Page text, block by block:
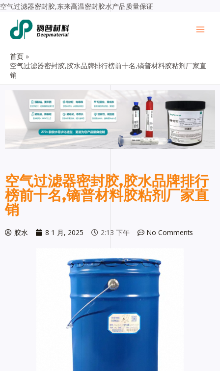
空气过滤器密封胶,东来高温密封胶水产品质量保证
首页
空气过滤器密封胶,胶水品牌排行榜前十名,镝普材料胶粘剂厂家直
销
空气过滤器密封胶,胶水品牌排行
榜前十名,镝普材料胶粘剂厂家直
销
胶水 8 1 月, 2025 2:13 下午 No Comments